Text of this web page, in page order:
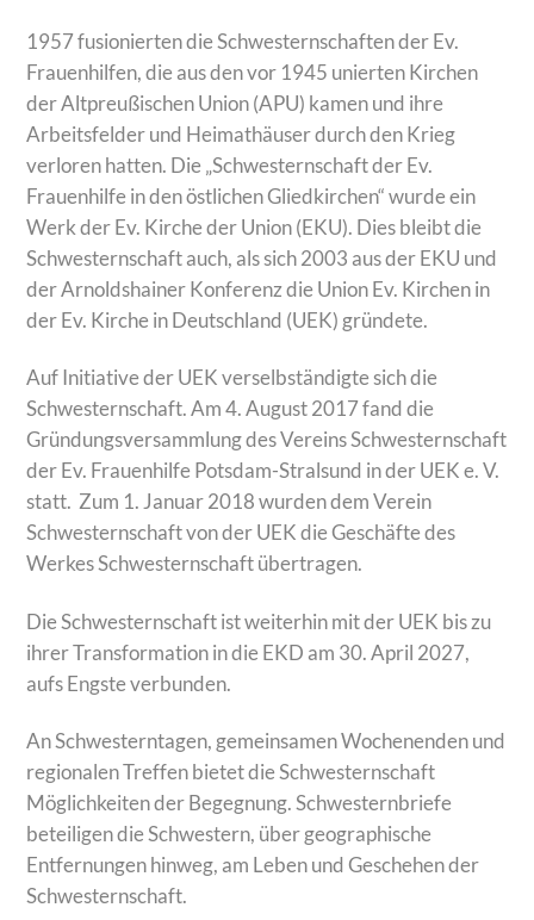
1957 fusionierten die Schwesternschaften der Ev.
Frauenhilfen, die aus den vor 1945 unierten Kirchen
der Altpreußischen Union (APU) kamen und ihre
Arbeitsfelder und Heimathäuser durch den Krieg
verloren hatten. Die „Schwesternschaft der Ev.
Frauenhilfe in den östlichen Gliedkirchen“ wurde ein
Werk der Ev. Kirche der Union (EKU). Dies bleibt die
Schwesternschaft auch, als sich 2003 aus der EKU und
der Arnoldshainer Konferenz die Union Ev. Kirchen in
der Ev. Kirche in Deutschland (UEK) gründete.
Auf Initiative der UEK verselbständigte sich die
Schwesternschaft. Am 4. August 2017 fand die
Gründungsversammlung des Vereins Schwesternschaft
der Ev. Frauenhilfe Potsdam-Stralsund in der UEK e. V.
statt. Zum 1. Januar 2018 wurden dem Verein
Schwesternschaft von der UEK die Geschäfte des
Werkes Schwesternschaft übertragen.
Die Schwesternschaft ist weiterhin mit der UEK bis zu
ihrer Transformation in die EKD am 30. April 2027,
aufs Engste verbunden.
An Schwesterntagen, gemeinsamen Wochenenden und
regionalen Treffen bietet die Schwesternschaft
Möglichkeiten der Begegnung. Schwesternbriefe
beteiligen die Schwestern, über geographische
Entfernungen hinweg, am Leben und Geschehen der
Schwesternschaft.